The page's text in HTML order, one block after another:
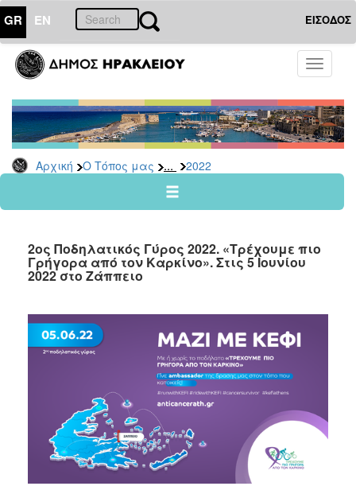
GR EN ΕΙΣΟΔΟΣ
Toggle
Αρχική Ο Τόπος μας ... 2022
ΤΟΠΟΣ
ΜΑΣ
Ανακοινώσεις
Αρχείο
2026
2024
2022
2021
2019
2018
2015
2012
2011
2ος Ποδηλατικός Γύρος 2022. «Τρέχουμε πιο
Γρήγορα από τον Καρκίνο». Στις 5 Ιουνίου
2022 στο Ζάππειο